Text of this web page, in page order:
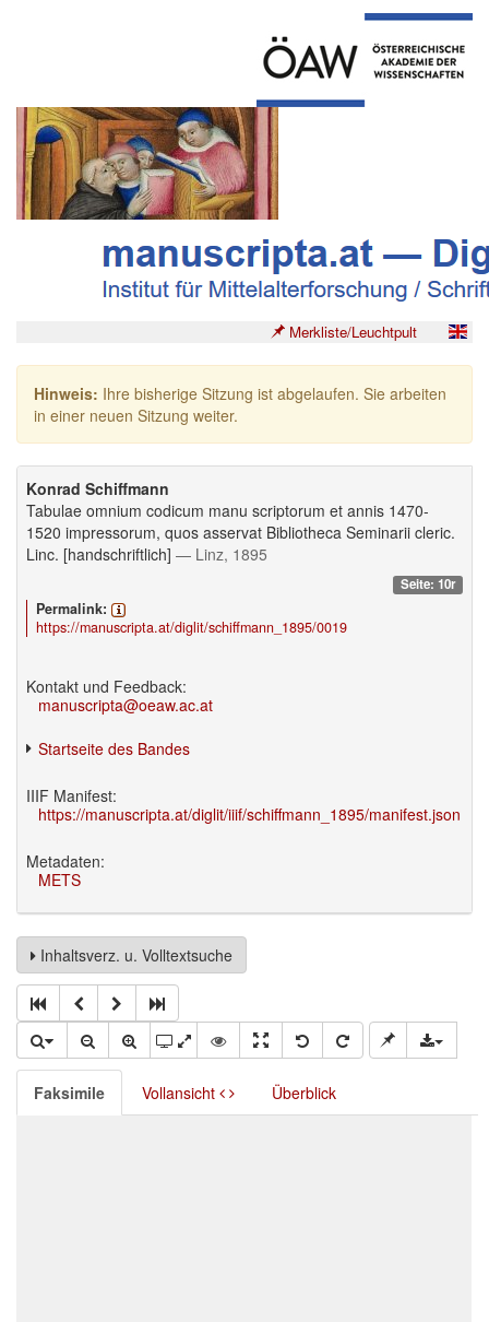
Merkliste/Leuchtpult
Hinweis: Ihre bisherige Sitzung ist abgelaufen. Sie arbeiten
in einer neuen Sitzung weiter.
Konrad Schiffmann
Tabulae omnium codicum manu scriptorum et annis 1470-
1520 impressorum, quos asservat Bibliotheca Seminarii cleric.
Linc. [handschriftlich] — Linz, 1895
Seite: 10r
Permalink:
https://manuscripta.at/diglit/schiffmann_1895/0019
Kontakt und Feedback:
manuscripta@oeaw.ac.at
Startseite des Bandes
IIIF Manifest:
https://manuscripta.at/diglit/iiif/schiffmann_1895/manifest.json
Metadaten:
METS
Inhaltsverz. u. Volltextsuche
Faksimile Vollansicht Überblick